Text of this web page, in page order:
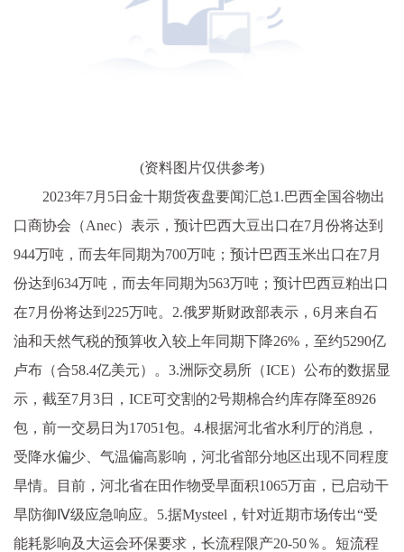
(资料图片仅供参考)
2023年7月5日金十期货夜盘要闻汇总1.巴西全国谷物出
口商协会（Anec）表示，预计巴西大豆出口在7月份将达到
944万吨，而去年同期为700万吨；预计巴西玉米出口在7月
份达到634万吨，而去年同期为563万吨；预计巴西豆粕出口
在7月份将达到225万吨。2.俄罗斯财政部表示，6月来自石
油和天然气税的预算收入较上年同期下降26%，至约5290亿
卢布（合58.4亿美元）。3.洲际交易所（ICE）公布的数据显
示，截至7月3日，ICE可交割的2号期棉合约库存降至8926
包，前一交易日为17051包。4.根据河北省水利厅的消息，
受降水偏少、气温偏高影响，河北省部分地区出现不同程度
旱情。目前，河北省在田作物受旱面积1065万亩，已启动干
旱防御Ⅳ级应急响应。5.据Mysteel，针对近期市场传出“受
能耗影响及大运会环保要求，长流程限产20-50％。短流程